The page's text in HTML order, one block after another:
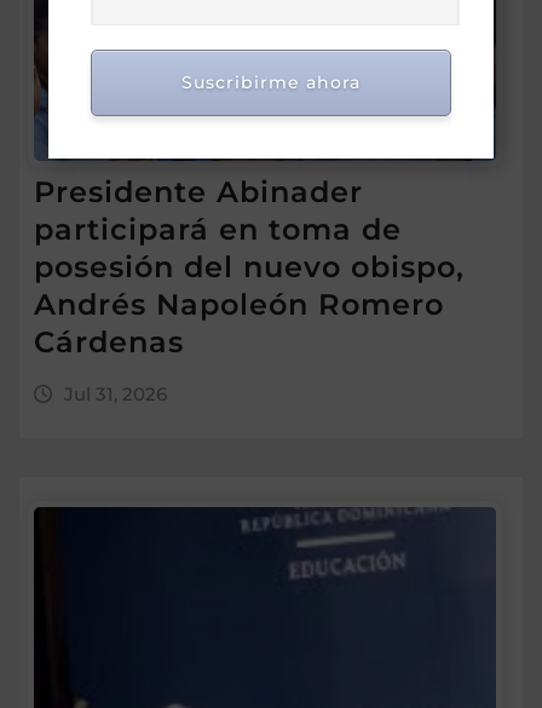
Presidente Abinader
participará en toma de
posesión del nuevo obispo,
Andrés Napoleón Romero
Cárdenas
Jul 31, 2026
Suscribirme ahora